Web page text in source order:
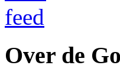
Over de